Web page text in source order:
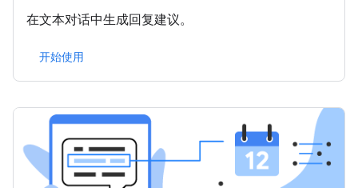
在文本对话中生成回复建议。
开始使用